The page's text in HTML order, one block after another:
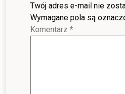
Twój adres e-mail nie
Wymagane pola są
Komentarz *